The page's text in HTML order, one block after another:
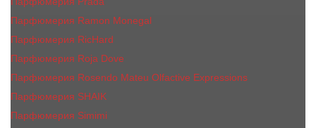
Парфюмерия Ramon Monegal
Парфюмерия RicHard
Парфюмерия Roja Dove
Парфюмерия Rosendo Mateu Olfactive Expressions
Парфюмерия SHAIK
Парфюмерия Simimi